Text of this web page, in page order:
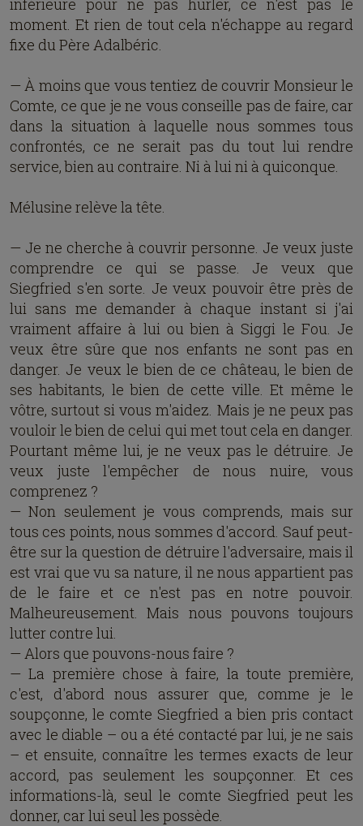
inférieure pour ne pas hurler, ce n'est pas le
moment. Et rien de tout cela n'échappe au regard
fixe du Père Adalbéric.
— À moins que vous tentiez de couvrir Monsieur le
Comte, ce que je ne vous conseille pas de faire, car
dans la situation à laquelle nous sommes tous
confrontés, ce ne serait pas du tout lui rendre
service, bien au contraire. Ni à lui ni à quiconque.
Mélusine relève la tête.
— Je ne cherche à couvrir personne. Je veux juste
comprendre ce qui se passe. Je veux que
Siegfried s'en sorte. Je veux pouvoir être près de
lui sans me demander à chaque instant si j'ai
vraiment affaire à lui ou bien à Siggi le Fou. Je
veux être sûre que nos enfants ne sont pas en
danger. Je veux le bien de ce château, le bien de
ses habitants, le bien de cette ville. Et même le
vôtre, surtout si vous m'aidez. Mais je ne peux pas
vouloir le bien de celui qui met tout cela en danger.
Pourtant même lui, je ne veux pas le détruire. Je
veux juste l'empêcher de nous nuire, vous
comprenez ?
— Non seulement je vous comprends, mais sur
tous ces points, nous sommes d'accord. Sauf peut-
être sur la question de détruire l'adversaire, mais il
est vrai que vu sa nature, il ne nous appartient pas
de le faire et ce n'est pas en notre pouvoir.
Malheureusement. Mais nous pouvons toujours
lutter contre lui.
— Alors que pouvons-nous faire ?
— La première chose à faire, la toute première,
c'est, d'abord nous assurer que, comme je le
soupçonne, le comte Siegfried a bien pris contact
avec le diable – ou a été contacté par lui, je ne sais
– et ensuite, connaître les termes exacts de leur
accord, pas seulement les soupçonner. Et ces
informations-là, seul le comte Siegfried peut les
donner, car lui seul les possède.